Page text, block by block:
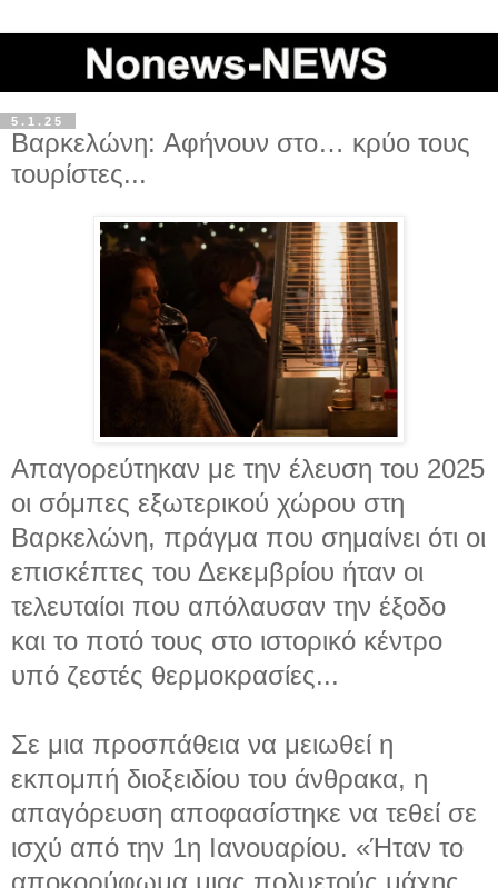
5.1.25
Βαρκελώνη: Aφήνουν στο… κρύο τους
τουρίστες...
Απαγορεύτηκαν με την έλευση του 2025
οι σόμπες εξωτερικού χώρου στη
Βαρκελώνη, πράγμα που σημαίνει ότι οι
επισκέπτες του Δεκεμβρίου ήταν οι
τελευταίοι που απόλαυσαν την έξοδο
και το ποτό τους στο ιστορικό κέντρο
υπό ζεστές θερμοκρασίες...
Σε μια προσπάθεια να μειωθεί η
εκπομπή διοξειδίου του άνθρακα, η
απαγόρευση αποφασίστηκε να τεθεί σε
ισχύ από την 1η Ιανουαρίου. «Ήταν το